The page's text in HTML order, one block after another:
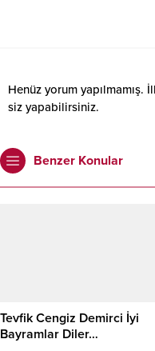
Henüz yorum yapılmamış.
siz yapabilirsiniz.
Benzer Konular
Tevfik Cengiz Demirci İyi
Bayramlar Diler…